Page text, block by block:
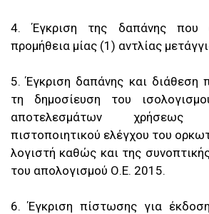
4. Έγκριση της δαπάνης που
προμήθεια μίας (1) αντλίας
5. Έγκριση δαπάνης και διάθεση
τη δημοσίευση του
αποτελεσμάτων
πιστοποιητικού ελέγχου του
λογιστή καθώς και της
του απολογισμού Ο.Ε. 2015.
6. Έγκριση πίστωσης για